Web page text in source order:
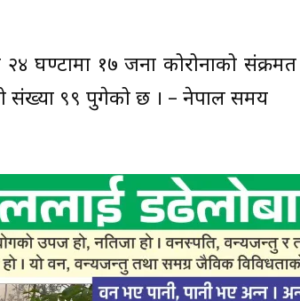
घण्टामा १७ जना कोरोनाको
संख्या ९९ पुगेको छ । – नेपाल समय